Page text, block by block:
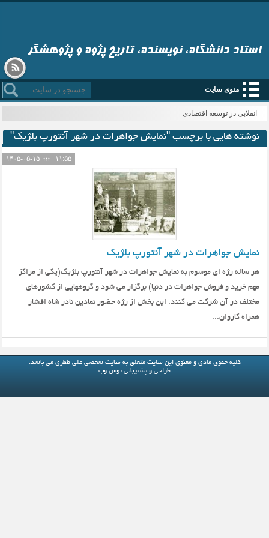
استاد دانشگاه، نویسنده، تاریخ پژوه و پژوهشگر
منوی سایت
انقلابی در توسعه اقتصادی
نوشته هایی با برچسب "نمایش جواهرات در شهر آنتورپ بلژیک"
۱۱:۵۵
نمایش جواهرات در شهر آنتورپ بلژیک
هر ساله رژه ای موسوم به نمایش جواهرات در شهر آنتورپ بلژیک(یکی از مراکز
مهم خرید و فروش جواهرات در دنیا) برگزار می شود و گروههایی از کشورهای
مختلف در آن شرکت می کنند. این بخش از رژه حضور نمادین نادر شاه افشار
همراه کاروان...
کلیه حقوق مادی و معنوی این سایت متعلق بهسایت شخصی علی ططری می باشد.
طراحی و پشتیبانی توس وب